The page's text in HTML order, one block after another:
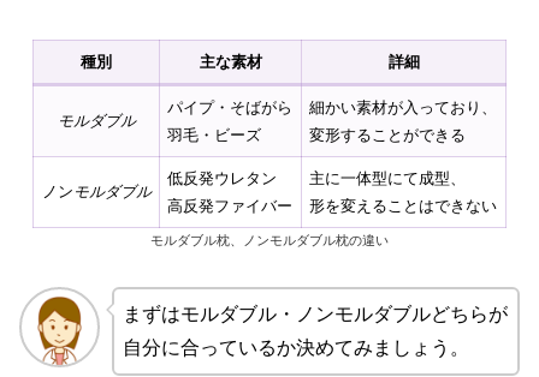
種別 主な素材 詳細
モルダブル
パイプ・そばがら
羽毛・ビーズ
細かい素材が入っており、
変形することができる
ノン モルダブル
低反発ウレタン
高反発ファイバー
主に一体型にて成型、
形を変えることはできない
モルダブル枕、ノンモルダブル枕の違い
まずはモルダブル・ノンモルダブルどちらが
自分に合っているか決めてみましょう。